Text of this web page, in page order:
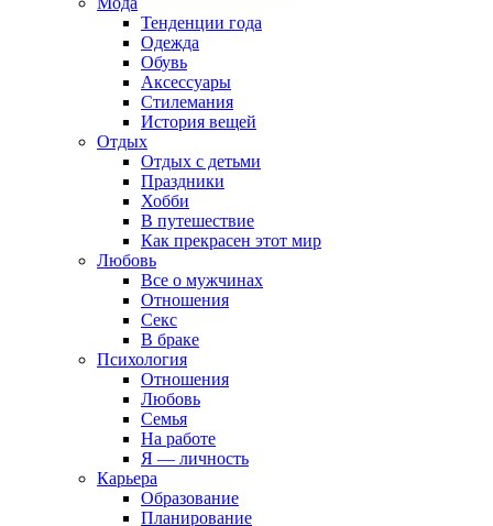
Тенденции года
Одежда
Обувь
Аксессуары
Стилемания
История вещей
Отдых
Отдых с детьми
Праздники
Хобби
В путешествие
Как прекрасен этот мир
Любовь
Все о мужчинах
Отношения
Секс
В браке
Психология
Отношения
Любовь
Семья
На работе
Я — личность
Карьера
Образование
Планирование